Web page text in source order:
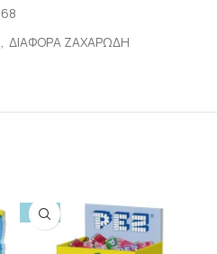
, ΔΙΑΦΟΡΑ ΖΑΧΑΡΩΔΗ
-10%